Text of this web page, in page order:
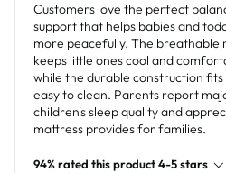
Customers love the perfect
support that helps babies and
more peacefully. The
keeps little ones cool and
while the durable construction fits
easy to clean. Parents report
children's sleep quality and
mattress provides for families.
94% rated this product 4-5 stars